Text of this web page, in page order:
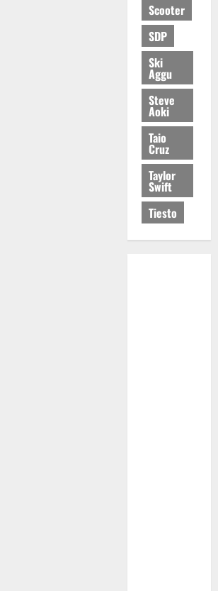
Scooter
SDP
Ski
Aggu
Steve
Aoki
Taio
Cruz
Taylor
Swift
Tiesto